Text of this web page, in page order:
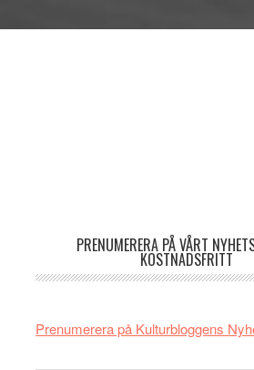
PRENUMERERA PÅ VÅRT
KOSTNADSFRITT
Prenumerera på Kulturbloggens